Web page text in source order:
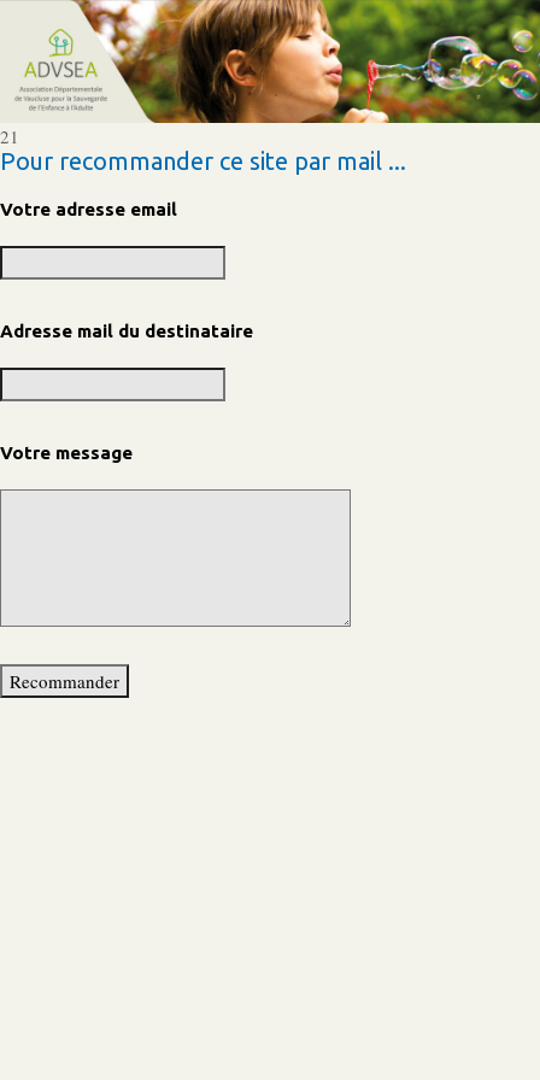
21
Pour recommander ce site par mail ...
Votre adresse email
Adresse mail du destinataire
Votre message